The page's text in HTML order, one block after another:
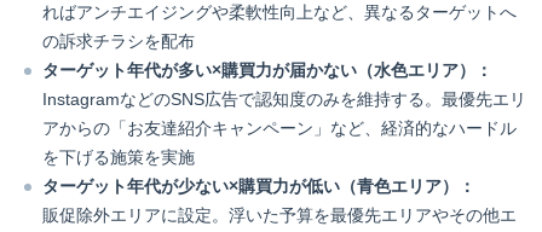
ればアンチエイジングや柔軟性向上など、異なるターゲットへ
の訴求チラシを配布
ターゲット年代が多い×購買力が届かない（水色エリア）：
InstagramなどのSNS広告で認知度のみを維持する。最優先エリ
アからの「お友達紹介キャンペーン」など、経済的なハードル
を下げる施策を実施
ターゲット年代が少ない×購買力が低い（青色エリア）：
販促除外エリアに設定。浮いた予算を最優先エリアやその他エ